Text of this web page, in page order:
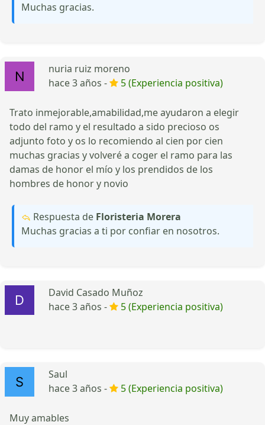
Muchas gracias.
nuria ruiz moreno
hace 3 años -
5 (Experiencia positiva)
Trato inmejorable,amabilidad,me ayudaron a elegir
todo del ramo y el resultado a sido precioso os
adjunto foto y os lo recomiendo al cien por cien
muchas gracias y volveré a coger el ramo para las
damas de honor el mío y los prendidos de los
hombres de honor y novio
Respuesta de Floristeria Morera
Muchas gracias a ti por confiar en nosotros.
David Casado Muñoz
hace 3 años -
5 (Experiencia positiva)
Saul
hace 3 años -
5 (Experiencia positiva)
Muy amables